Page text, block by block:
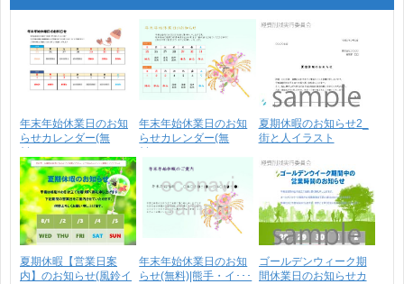
年末年始休業日のお知
らせカレンダー(無
年末年始休業日のお知
らせカレンダー(無
夏期休暇のお知らせ2_
街と人イラスト
夏期休暇【営業日案
内】のお知らせ(風鈴イ
年末年始休業日のお知
らせ(無料)|熊手・イ･･･
ゴールデンウィーク期
間休業日のお知らせカ